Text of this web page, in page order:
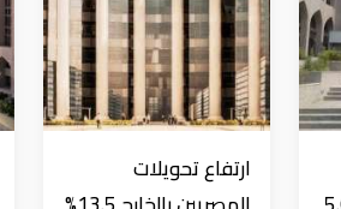
ارتفاع تحويلات